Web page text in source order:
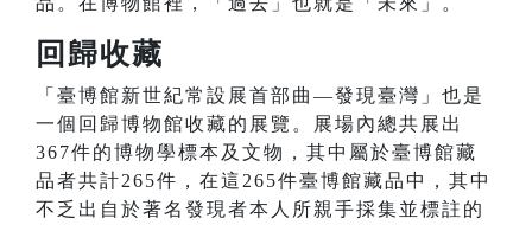
回歸收藏
「臺博館新世紀常設展首部曲—發現臺灣」也是
一個回歸博物館收藏的展覽。展場內總共展出
367件的博物學標本及文物，其中屬於臺博館藏
品者共計265件，在這265件臺博館藏品中，其中
不乏出自於著名發現者本人所親手採集並標註的